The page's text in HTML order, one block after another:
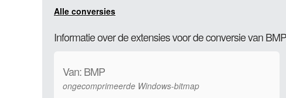
Alle conversies
Informatie over de extensies voor de conversie van
Van: BMP
ongecomprimeerde Windows-bitmap